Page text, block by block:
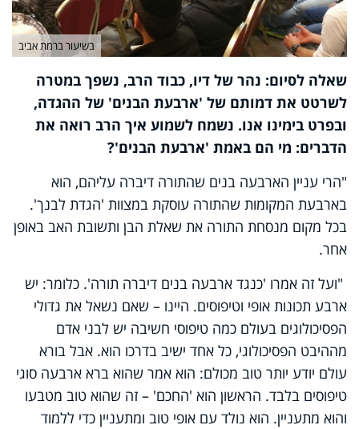
בשיעור ברמת אביב
שאלה לסיום: נהר של דיו, כבוד הרב, נשפך במטרה
לשרטט את דמותם של 'ארבעת הבנים' של ההגדה,
ובפרט בימינו אנו. נשמח לשמוע איך הרב רואה את
הדברים: מי הם באמת 'ארבעת הבנים'?
"הרי עניין הארבעה בנים שהתורה דיברה עליהם, הוא
בארבעת המקומות שהתורה עוסקת במצוות 'הגדת לבנך'.
בכל מקום מנסחת התורה את שאלת הבן ותשובת האב באופן
אחר.
"ועל זה אמרו 'כנגד ארבעה בנים דיברה תורה'. כלומר: יש
ארבע תכונות אופי וטיפוסים. היינו – שאם נשאל את גדולי
הפסיכולוגים בעולם כמה טיפוסי חשיבה יש לבני אדם
מההיבט הפסיכולוגי, כל אחד ישיב בדרכו הוא. אבל בורא
עולם יודע יותר טוב מכולם: הוא אמר שהוא ברא ארבעה סוגי
טיפוסים בלבד. הראשון הוא 'החכם' – זה שהוא טוב מטבעו
והוא מתעניין. הוא נולד עם אופי טוב ומתעניין כדי ללמוד